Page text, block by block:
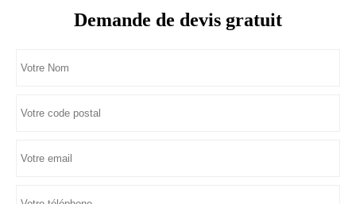
Demande de devis gratuit